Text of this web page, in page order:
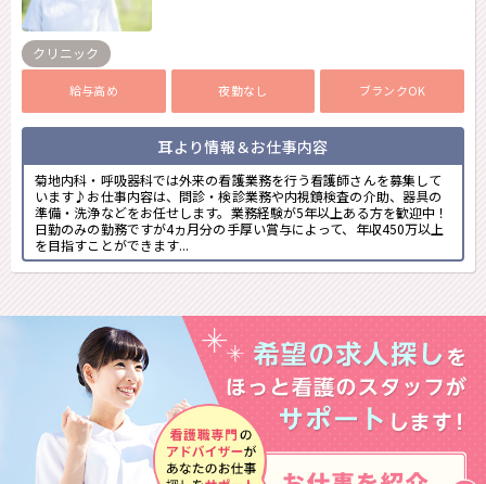
クリニック
給与高め 夜勤なし ブランクOK
耳より情報＆お仕事内容
菊地内科・呼吸器科では外来の看護業務を行う看護師さんを募集して
います♪お仕事内容は、問診・検診業務や内視鏡検査の介助、器具の
準備・洗浄などをお任せします。業務経験が5年以上ある方を歓迎中！
日勤のみの勤務ですが4ヵ月分の手厚い賞与によって、年収450万以上
を目指すことができます...